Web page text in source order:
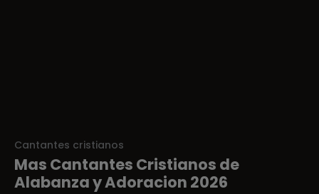
Cantantes cristianos
Mas Cantantes Cristianos de
Alabanza y Adoracion 2026